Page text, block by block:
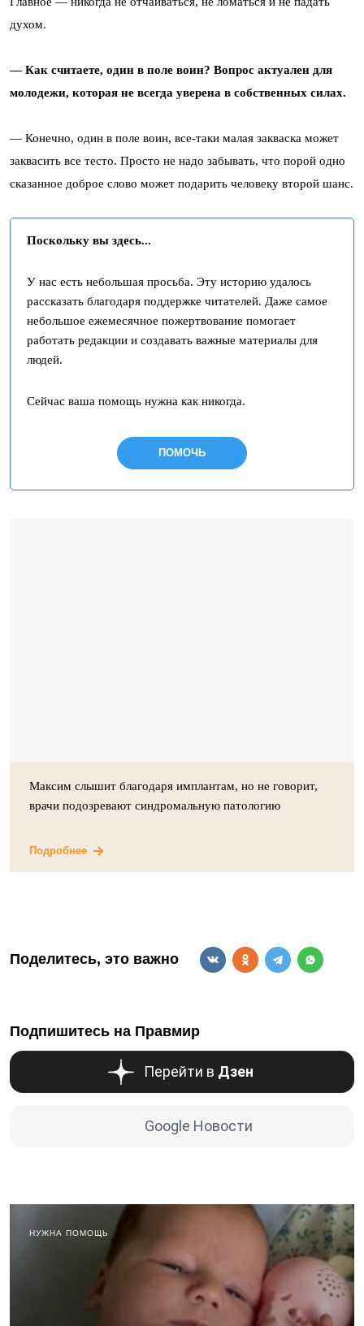
духом.
— Как считаете, один в поле воин? Вопрос актуален для
молодежи, которая не всегда уверена в собственных силах.
— Конечно, один в поле воин, все-таки малая закваска может
заквасить все тесто. Просто не надо забывать, что порой одно
сказанное доброе слово может подарить человеку второй шанс.
Поскольку вы здесь...
У нас есть небольшая просьба. Эту историю удалось
рассказать благодаря поддержке читателей. Даже самое
небольшое ежемесячное пожертвование помогает
работать редакции и создавать важные материалы для
людей.
Сейчас ваша помощь нужна как никогда.
ПОМОЧЬ
Максим слышит благодаря имплантам, но не говорит,
врачи подозревают синдромальную патологию
Подробнее
Поделитесь, это важно
Подпишитесь на Правмир
Перейти в Дзен
Google Новости
НУЖНА ПОМОЩЬ